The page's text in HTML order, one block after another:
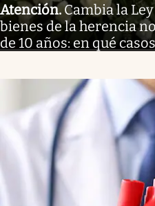
Atención.Cambia la
bienes de la herencia
de 10 años: en qué